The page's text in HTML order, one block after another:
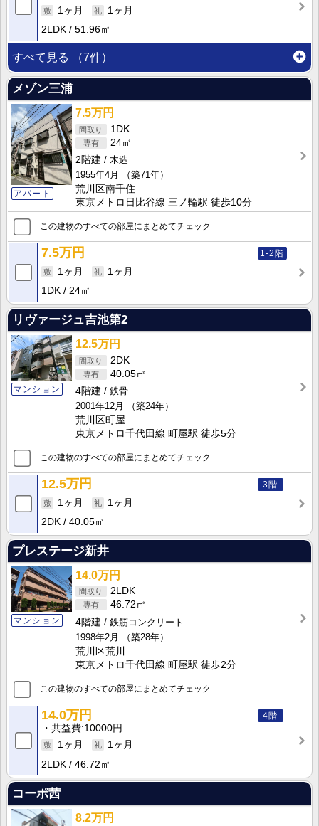
1ヶ月
1ヶ月
2LDK
51.96㎡
すべて見る （7件）
メゾン三浦
アパート
7.5万円
1DK
24㎡
2階建
木造
1955年4月
（築71年）
荒川区南千住
東京メトロ日比谷線 三ノ輪駅 徒歩10分
この建物のすべての部屋にまとめてチェック
1-2階
7.5万円
1ヶ月
1ヶ月
1DK
24㎡
リヴァージュ吉池第2
マンション
12.5万円
2DK
40.05㎡
4階建
鉄骨
2001年12月
（築24年）
荒川区町屋
東京メトロ千代田線 町屋駅 徒歩5分
この建物のすべての部屋にまとめてチェック
3階
12.5万円
1ヶ月
1ヶ月
2DK
40.05㎡
プレステージ新井
マンション
14.0万円
2LDK
46.72㎡
4階建
鉄筋コンクリート
1998年2月
（築28年）
荒川区荒川
東京メトロ千代田線 町屋駅 徒歩2分
この建物のすべての部屋にまとめてチェック
4階
14.0万円
共益費 10000円
1ヶ月
1ヶ月
2LDK
46.72㎡
コーポ茜
8.2万円